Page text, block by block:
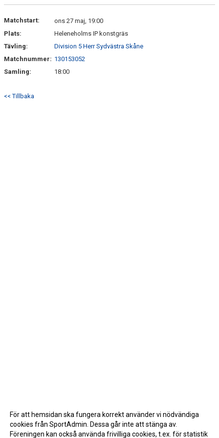
KONTAKT
Matchstart:
ons 27 maj, 19:00
Plats:
Heleneholms IP konstgräs
Tävling:
Division 5 Herr Sydvästra Skåne
Matchnummer: 130153052
Samling:
18:00
<< Tillbaka
För att hemsidan ska fungera korrekt använder vi nödvändiga
cookies från SportAdmin. Dessa går inte att stänga av.
Föreningen kan också använda frivilliga cookies, t.ex. för statistik